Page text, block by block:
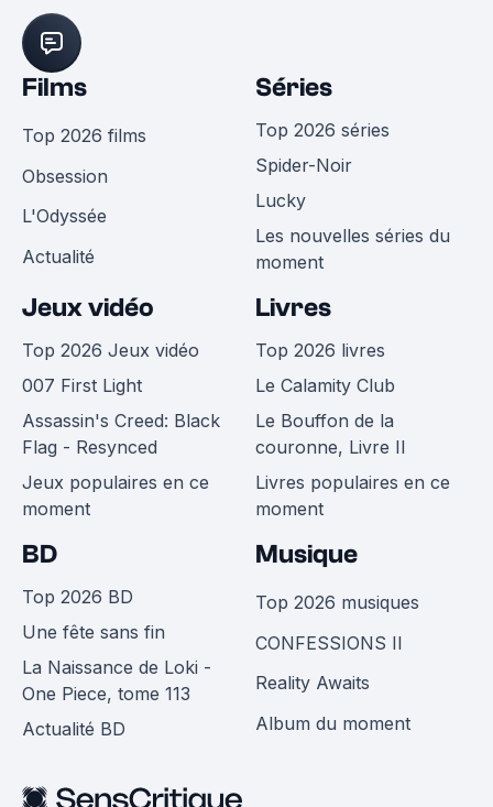
Films
Top 2026 films
Obsession
L'Odyssée
Actualité
Séries
Top 2026 séries
Spider-Noir
Lucky
Les nouvelles séries du
moment
Jeux vidéo
Top 2026 Jeux vidéo
007 First Light
Assassin's Creed: Black
Flag - Resynced
Jeux populaires en ce
moment
Livres
Top 2026 livres
Le Calamity Club
Le Bouffon de la
couronne, Livre II
Livres populaires en ce
moment
BD
Top 2026 BD
Une fête sans fin
La Naissance de Loki -
One Piece, tome 113
Actualité BD
Musique
Top 2026 musiques
CONFESSIONS II
Reality Awaits
Album du moment